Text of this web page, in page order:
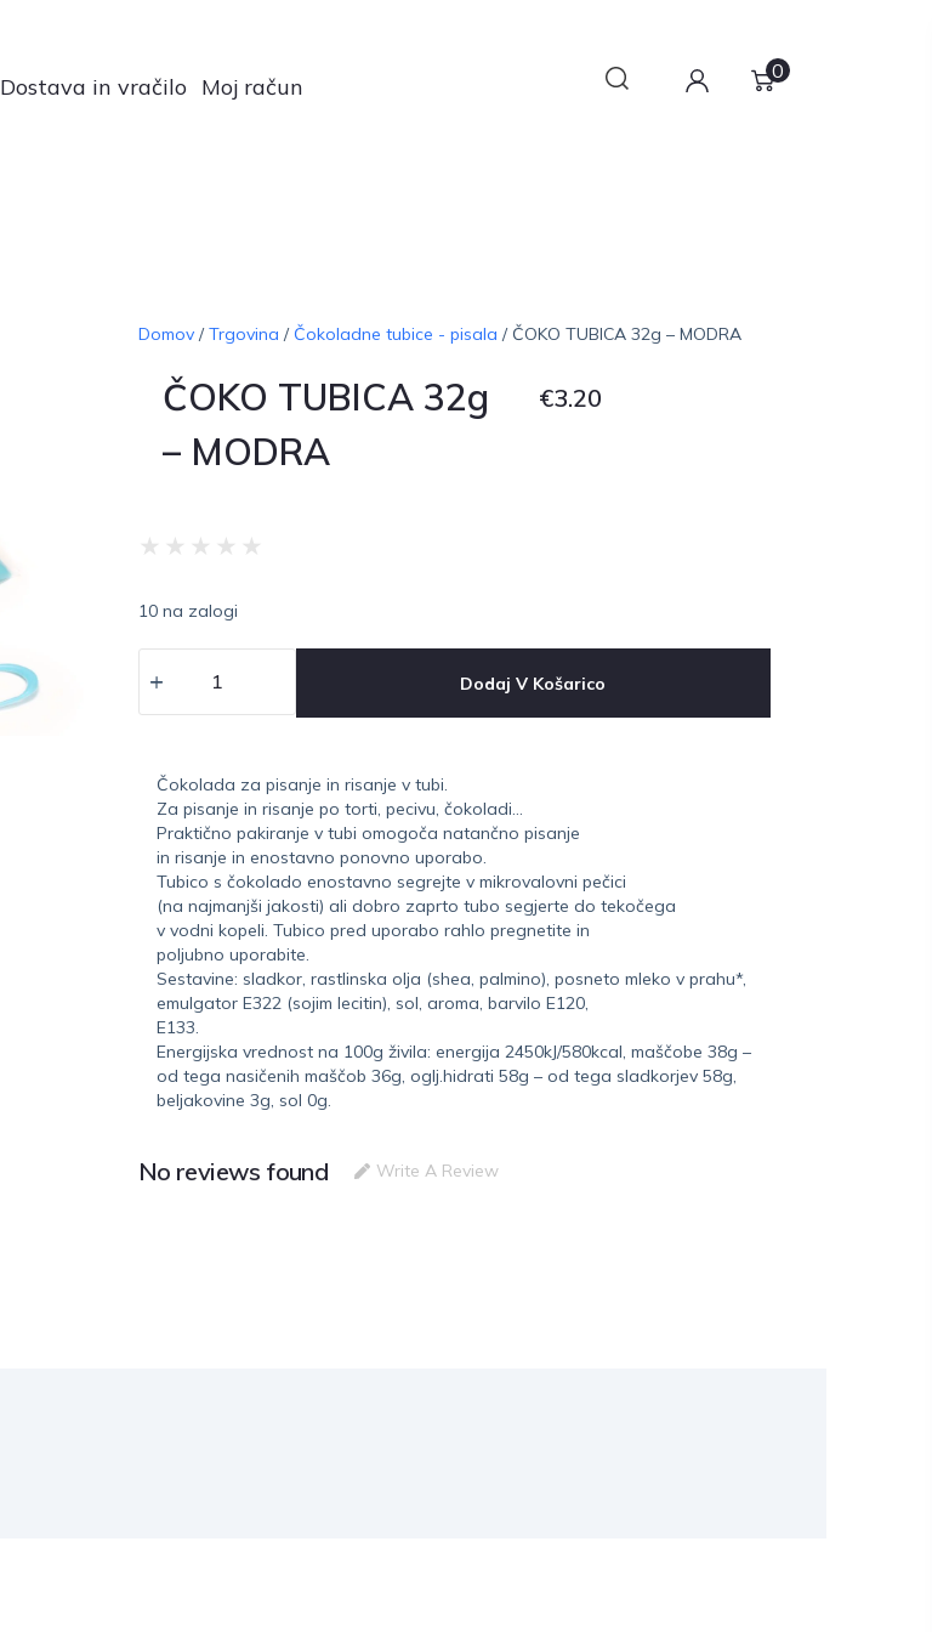
Dostava in vračilo Moj račun
0
Domov/Trgovina / Čokoladne tubice - pisala / ČOKO TUBICA 32g – MODRA
ČOKO TUBICA 32g
– MODRA
€3.20
★ ★ ★ ★ ★
10 na zalogi
Dodaj V Košarico
Čokolada za pisanje in risanje v tubi.
Za pisanje in risanje po torti, pecivu, čokoladi…
Praktično pakiranje v tubi omogoča natančno pisanje
in risanje in enostavno ponovno uporabo.
Tubico s čokolado enostavno segrejte v mikrovalovni pečici
(na najmanjši jakosti) ali dobro zaprto tubo segjerte do tekočega
v vodni kopeli. Tubico pred uporabo rahlo pregnetite in
poljubno uporabite.
Sestavine: sladkor, rastlinska olja (shea, palmino), posneto mleko v prahu*,
emulgator E322 (sojim lecitin), sol, aroma, barvilo E120,
E133.
Energijska vrednost na 100g živila: energija 2450kJ/580kcal, maščobe 38g –
od tega nasičenih maščob 36g, oglj.hidrati 58g – od tega sladkorjev 58g,
beljakovine 3g, sol 0g.
No reviews found Write A Review